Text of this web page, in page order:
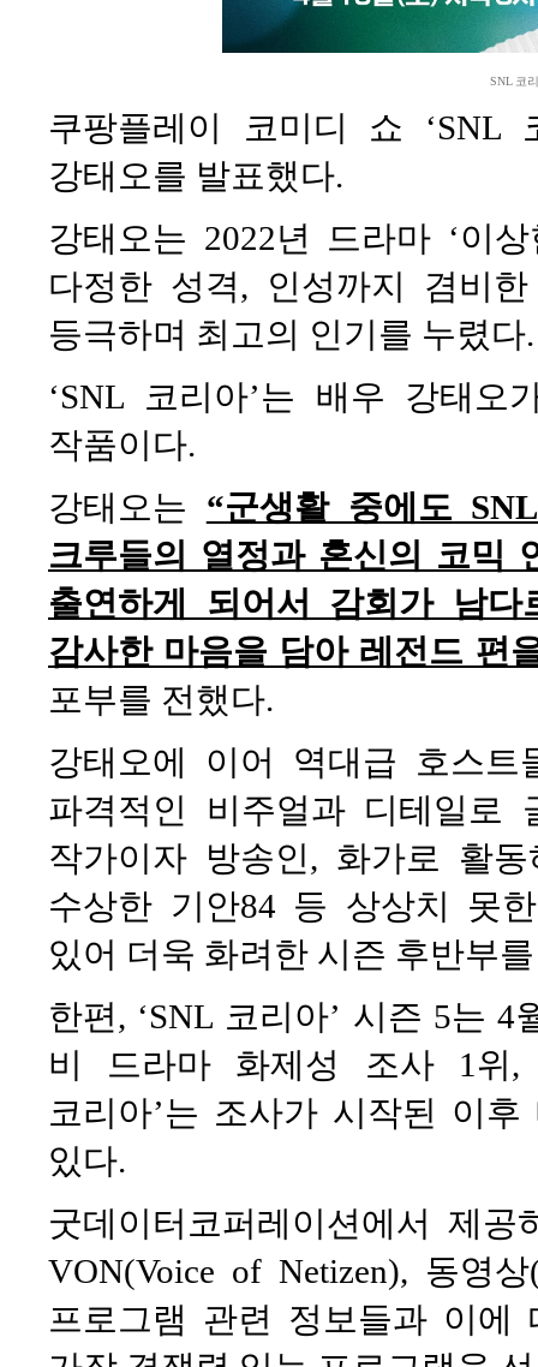
SNL 코
쿠팡플레이 코미디 쇼 ‘SNL
강태오를 발표했다.
강태오는 2022년 드라마 ‘이
다정한 성격, 인성까지 겸비
등극하며 최고의 인기를 누렸다.
‘SNL 코리아’는 배우 강태
작품이다.
강태오는 “군생활 중에도
크루들의 열정과 혼신의 코믹
출연하게 되어서 감회가 남
감사한 마음을 담아 레전드 편
포부를 전했다.
강태오에 이어 역대급 호스트
파격적인 비주얼과 디테일로
작가이자 방송인, 화가로 활
수상한 기안84 등 상상치 못
있어 더욱 화려한 시즌 후반부
한편, ‘SNL 코리아’ 시즌 5는
비 드라마 화제성 조사 1위,
코리아’는 조사가 시작된 이
있다.
굿데이터코퍼레이션에서 제
VON(Voice of Netizen), 동영
프로그램 관련 정보들과 이에